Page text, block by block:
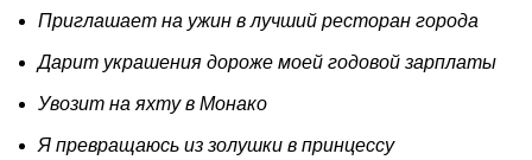
Приглашает на ужин в лучший ресторан города
Дарит украшения дороже моей годовой зарплаты
Увозит на яхту в Монако
Я превращаюсь из золушки в принцессу